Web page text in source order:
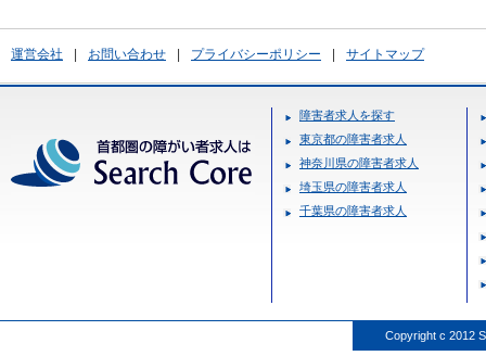
運営会社 お問い合わせ プライバシーポリシー サイトマップ
障害者求人を探す
東京都の障害者求人
神奈川県の障害者求人
埼玉県の障害者求人
千葉県の障害者求人
Copyright c 2012